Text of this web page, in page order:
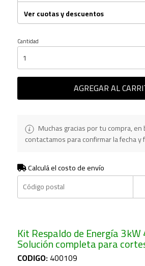
Ver cuotas y descuentos
Cantidad
AGREGAR AL
Muchas gracias por tu compra,
contactamos para confirmar la fecha
Calculá el costo de envío
Kit Respaldo de Energía 3
Solución completa para
CODIGO:400109